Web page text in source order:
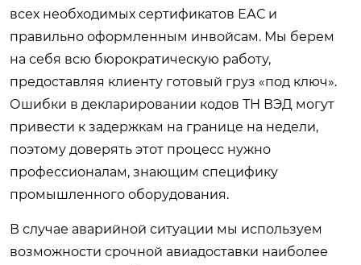
всех необходимых сертификатов ЕАС и
правильно оформленным инвойсам. Мы берем
на себя всю бюрократическую работу,
предоставляя клиенту готовый груз «под ключ».
Ошибки в декларировании кодов ТН ВЭД могут
привести к задержкам на границе на недели,
поэтому доверять этот процесс нужно
профессионалам, знающим специфику
промышленного оборудования.
В случае аварийной ситуации мы используем
возможности срочной авиадоставки наиболее